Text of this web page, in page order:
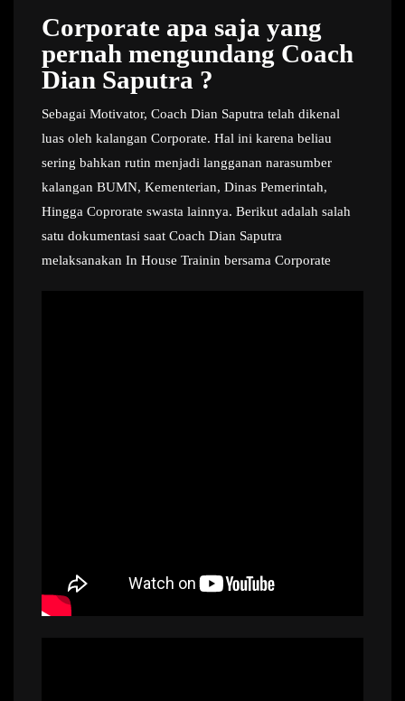
Corporate apa saja yang
pernah mengundang Coach
Dian Saputra ?
Sebagai Motivator, Coach Dian Saputra telah dikenal
luas oleh kalangan Corporate. Hal ini karena beliau
sering bahkan rutin menjadi langganan narasumber
kalangan BUMN, Kementerian, Dinas Pemerintah,
Hingga Coprorate swasta lainnya. Berikut adalah salah
satu dokumentasi saat Coach Dian Saputra
melaksanakan In House Trainin bersama Corporate